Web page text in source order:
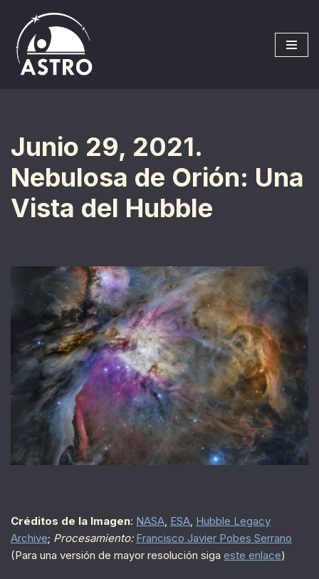
Saltar
al
contenido
Junio 29, 2021.
Nebulosa de Orión: Una
Vista del Hubble
Créditos de la Imagen: NASA, ESA, Hubble Legacy
Archive; Procesamiento: Francisco Javier Pobes Serrano
(Para una versión de mayor resolución siga este enlace)